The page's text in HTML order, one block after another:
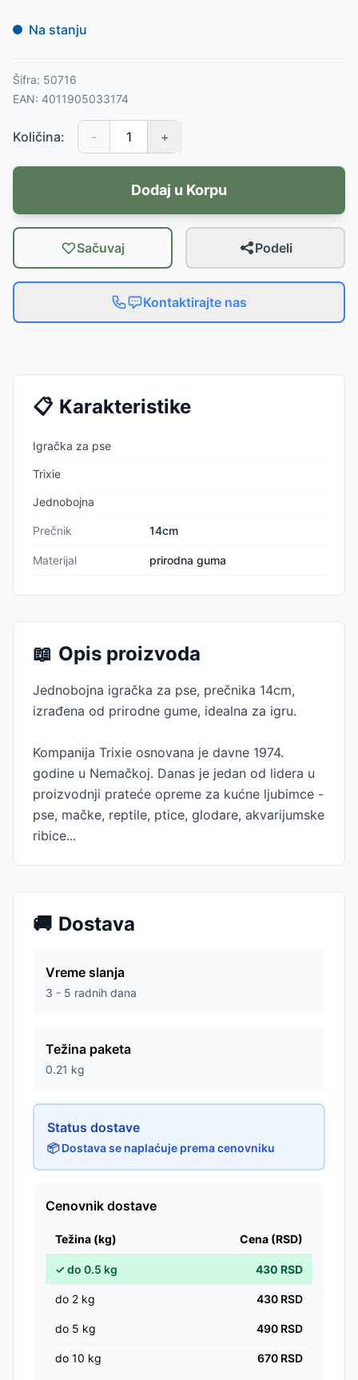
Na stanju
Šifra: 50716
EAN: 4011905033174
Količina: - +
Dodaj u Korpu
Sačuvaj Podeli
Kontaktirajte nas
📋 Karakteristike
Igračka za pse
Trixie
Jednobojna
Prečnik 14cm
Materijal prirodna guma
📖 Opis proizvoda
Jednobojna igračka za pse, prečnika 14cm,
izrađena od prirodne gume, idealna za igru.
Kompanija Trixie osnovana je davne 1974.
godine u Nemačkoj. Danas je jedan od lidera u
proizvodnji prateće opreme za kućne ljubimce -
pse, mačke, reptile, ptice, glodare, akvarijumske
ribice...
🚚 Dostava
Vreme slanja
3 - 5 radnih dana
Težina paketa
0.21 kg
Status dostave
📦 Dostava se naplaćuje prema cenovniku
Cenovnik dostave
Težina (kg) Cena (RSD)
✓do 0.5 kg 430 RSD
do 2 kg 430 RSD
do 5 kg 490 RSD
do 10 kg 670 RSD